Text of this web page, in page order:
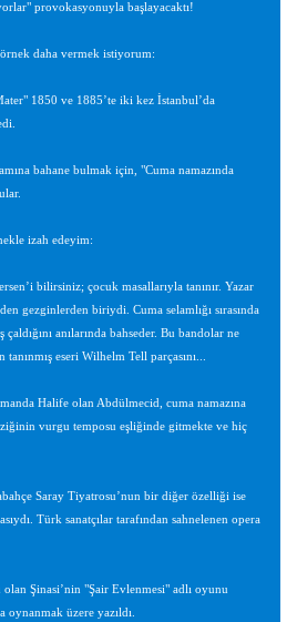
provokasyonuyla başlayacaktı!
daha vermek istiyorum:
1850 ve 1885’te iki kez İstanbul’da
bahane bulmak için, "Cuma namazında
izah edeyim:
bilirsiniz; çocuk masallarıyla tanınır. Yazar
gezginlerden biriydi. Cuma selamlığı sırasında
anılarında bahseder. Bu bandolar ne
eseri Wilhelm Tell parçasını...
Halife olan Abdülmecid, cuma namazına
vurgu temposu eşliğinde gitmekte ve hiç
Saray Tiyatrosu’nun bir diğer özelliği ise
Türk sanatçılar tarafından sahnelenen opera
Şinasi’nin "Şair Evlenmesi" adlı oyunu
üzere yazıldı.